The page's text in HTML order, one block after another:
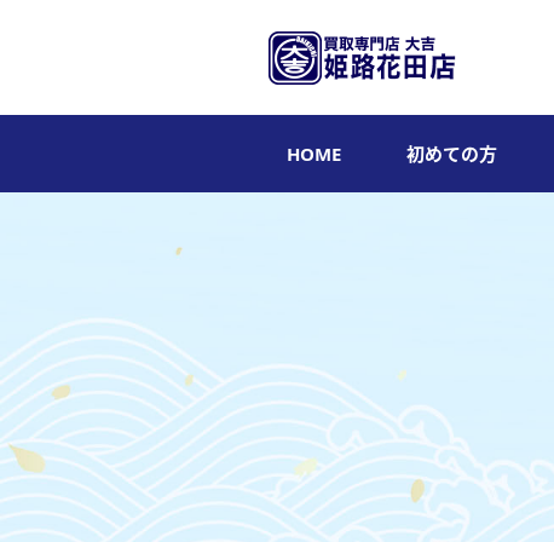
HOME 初めての方